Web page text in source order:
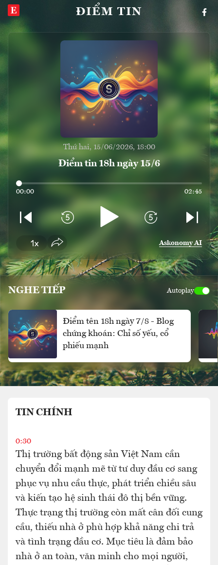
ĐIỂM TIN
Thứ hai, 15/06/2026, 18:00
Điểm tin 18h ngày 15/6
00:00 02:45
Askonomy AI
NGHE TIẾP Autoplay
Điểm tên 18h ngày 7/8 - Blog
chứng khoán: Chỉ số yếu, cổ
phiếu mạnh
TIN CHÍNH
0:30
Thị trường bất động sản Việt Nam cần
chuyển đổi mạnh mẽ từ tư duy đầu cơ sang
phục vụ nhu cầu thực, phát triển chiều sâu
và kiến tạo hệ sinh thái đô thị bền vững.
Thực trạng thị trường còn mất cân đối cung
cầu, thiếu nhà ở phù hợp khả năng chi trả
và tình trạng đầu cơ. Mục tiêu là đảm bảo
nhà ở an toàn, văn minh cho mọi người,